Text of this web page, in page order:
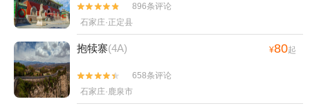


896条评论
石家庄·正定县
抱犊寨(4A) ¥80起


658条评论
石家庄·鹿泉市